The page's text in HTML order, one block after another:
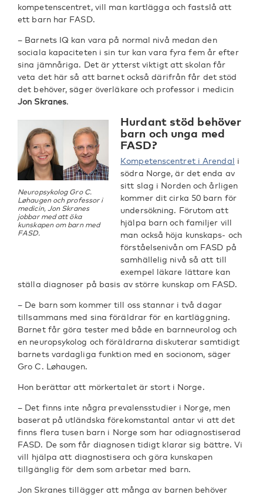
kompetenscentret, vill man kartlägga och fastslå att
ett barn har FASD.
– Barnets IQ kan vara på normal nivå medan den
sociala kapaciteten i sin tur kan vara fyra fem år efter
sina jämnåriga. Det är ytterst viktigt att skolan får
veta det här så att barnet också därifrån får det stöd
det behöver, säger överläkare och professor i medicin
Jon Skranes.
Neuropsykolog Gro C.
Løhaugen och professor i
medicin, Jon Skranes
jobbar med att öka
kunskapen om barn med
FASD.
Hurdant stöd behöver
barn och unga med
FASD?
Kompetenscentret i Arendal i
södra Norge, är det enda av
sitt slag i Norden och årligen
kommer dit cirka 50 barn för
undersökning. Förutom att
hjälpa barn och familjer vill
man också höja kunskaps- och
förståelsenivån om FASD på
samhällelig nivå så att till
exempel läkare lättare kan
ställa diagnoser på basis av större kunskap om FASD.
– De barn som kommer till oss stannar i två dagar
tillsammans med sina föräldrar för en kartläggning.
Barnet får göra tester med både en barnneurolog och
en neuropsykolog och föräldrarna diskuterar samtidigt
barnets vardagliga funktion med en socionom, säger
Gro C. Løhaugen.
Hon berättar att mörkertalet är stort i Norge.
– Det finns inte några prevalensstudier i Norge, men
baserat på utländska förekomstantal antar vi att det
finns flera tusen barn i Norge som har odiagnostiserad
FASD. De som får diagnosen tidigt klarar sig bättre. Vi
vill hjälpa att diagnostisera och göra kunskapen
tillgänglig för dem som arbetar med barn.
Jon Skranes tillägger att många av barnen behöver